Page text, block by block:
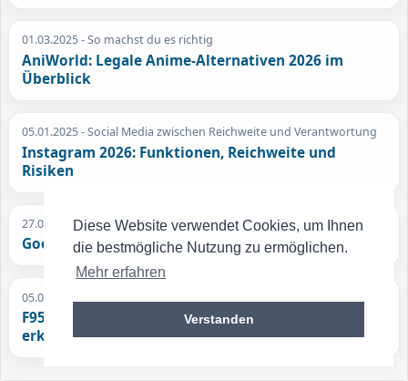
Diese Website verwendet Cookies, um Ihnen
die bestmögliche Nutzung zu ermöglichen.
Mehr erfahren
Verstanden
01.03.2025- So machst du es richtig
AniWorld: Legale Anime-Alternativen 2026 im
Überblick
05.01.2025- Social Media zwischen Reichweite und Verantwortung
Instagram 2026: Funktionen, Reichweite und
Risiken
27.09.2019- Ein Game-Changer für die Suchmaschinenoptimierung
Google Bard: Der KI-Virtuose für Top-Rankings
05.05.2024
F95zone – Was ist das? Die Gaming-Plattform
erklärt